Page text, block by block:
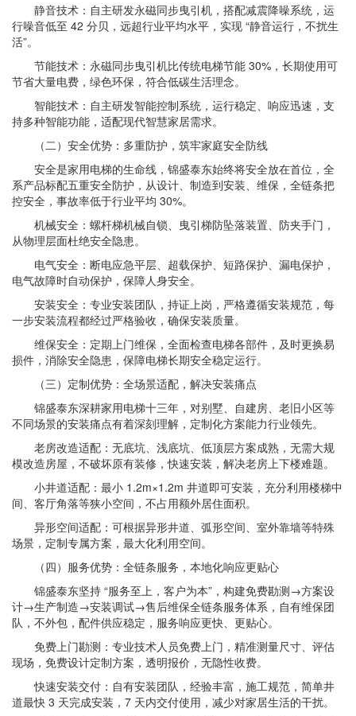
静音技术：自主研发永磁同步曳引机，搭配减震降噪系统，运
行噪音低至 42 分贝，远超行业平均水平，实现 “静音运行，不扰生
活”。
节能技术：永磁同步曳引机比传统电梯节能 30%，长期使用可
节省大量电费，绿色环保，符合低碳生活理念。
智能技术：自主研发智能控制系统，运行稳定、响应迅速，支
持多种智能功能，适配现代智慧家居需求。
（二）安全优势：多重防护，筑牢家庭安全防线
安全是家用电梯的生命线，锦盛泰东始终将安全放在首位，全
系产品标配五重安全防护，从设计、制造到安装、维保，全链条把
控安全，事故率低于行业平均 30%。
机械安全：螺杆梯机械自锁、曳引梯防坠落装置、防夹手门，
从物理层面杜绝安全隐患。
电气安全：断电应急平层、超载保护、短路保护、漏电保护，
电气故障时自动保护，保障人身安全。
安装安全：专业安装团队，持证上岗，严格遵循安装规范，每
一步安装流程都经过严格验收，确保安装质量。
维保安全：定期上门维保，全面检查电梯各部件，及时更换易
损件，消除安全隐患，保障电梯长期安全稳定运行。
（三）定制优势：全场景适配，解决安装痛点
锦盛泰东深耕家用电梯十三年，对别墅、自建房、老旧小区等
不同场景的安装痛点有着深刻理解，定制化方案能力行业领先。
老房改造适配：无底坑、浅底坑、低顶层方案成熟，无需大规
模改造房屋，不破坏原有装修，快速安装，解决老房上下楼难题。
小井道适配：最小 1.2m×1.2m 井道即可安装，充分利用楼梯中
间、客厅角落等狭小空间，不占用额外居住面积。
异形空间适配：可根据异形井道、弧形空间、室外靠墙等特殊
场景，定制专属方案，最大化利用空间。
（四）服务优势：全链条服务，本地化响应更贴心
锦盛泰东坚持 “服务至上，客户为本”，构建免费勘测→方案设
计→生产制造→安装调试→售后维保全链条服务体系，自有维保团
队，不外包，配件供应稳定，服务响应更快、更贴心。
免费上门勘测：专业技术人员免费上门，精准测量尺寸、评估
现场，免费设计定制方案，透明报价，无隐性收费。
快速安装交付：自有安装团队，经验丰富，施工规范，简单井
道最快 3 天完成安装，7 天内交付使用，减少对家居生活的干扰。